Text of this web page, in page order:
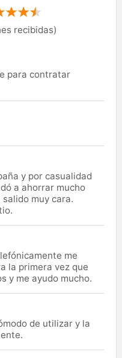
recibidas)
para contratar
y por casualidad
a ahorrar mucho
muy cara.
me
la primera vez que
y me ayudo mucho.
de utilizar y la